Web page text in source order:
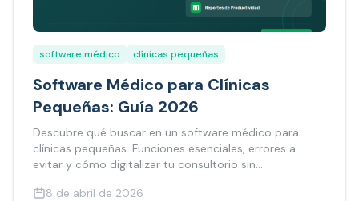
software médico clínicas pequeñas
Software Médico para Clínicas
Pequeñas: Guía 2026
Descubre qué buscar en un software médico para
clínicas pequeñas. Funciones esenciales, errores a
evitar y cómo digitalizar tu consultorio sin
8 de abril de 2026